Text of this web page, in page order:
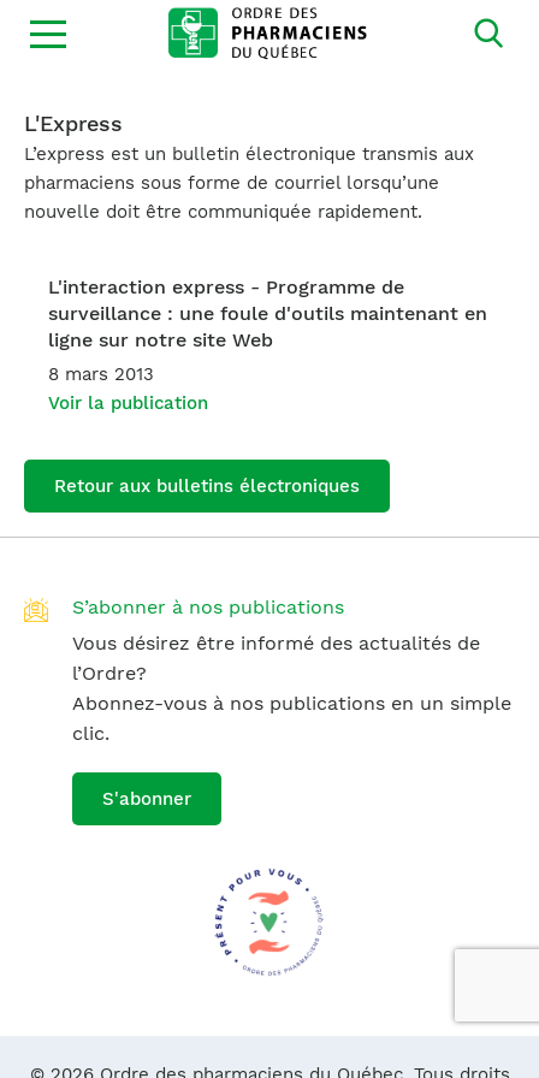
Ouvrir
la
L'Express
L’express est un bulletin électronique transmis aux
pharmaciens sous forme de courriel lorsqu’une
nouvelle doit être communiquée rapidement.
L'interaction express - Programme de
surveillance : une foule d'outils maintenant en
ligne sur notre site Web
8 mars 2013
Voir la publication
Retour aux bulletins électroniques
S’abonner à nos publications
Vous désirez être informé des actualités de
l’Ordre?
Abonnez-vous à nos publications en un simple
clic.
S'abonner